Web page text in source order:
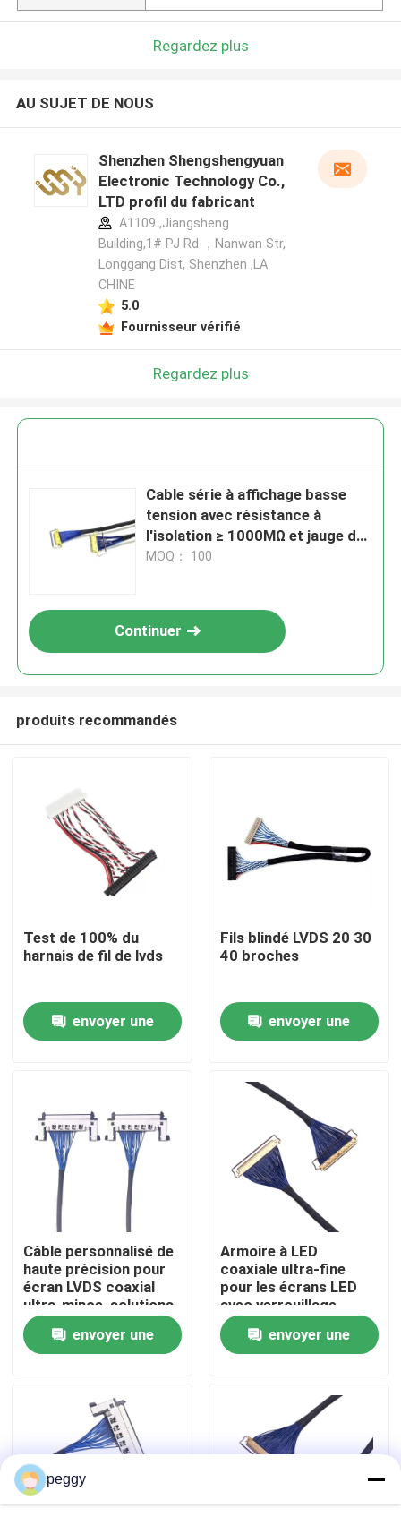
A propos de nous
Visite d'usine
Contact
nouvelles
Des fils de câble
assemblage de câbles sur mesure
Les câbles LVDS
Regardez plus
AU SUJET DE NOUS
Shenzhen Shengshengyuan
Electronic Technology Co.,
LTD profil du fabricant
A1109 ,Jiangsheng
Building,1# PJ Rd ，Nanwan Str,
Longgang Dist, Shenzhen ,LA
CHINE
5.0
Fournisseur vérifié
Regardez plus
Cable série à affichage basse
tension avec résistance à
l'isolation ≥ 1000MΩ et jauge de
fil AWG26-28
MOQ： 100
Continuer
produits recommandés
Test de 100% du
harnais de fil de lvds
envoyer une
Fils blindé LVDS 20 30
40 broches
envoyer une
Câble personnalisé de
haute précision pour
écran LVDS coaxial
ultra-mince, solutions
de fils argentés pour
écran LEDenvoyer une
Armoire à LED
coaxiale ultra-fine
pour les écrans LED
avec verrouillage
plaqué argenté,
fabricants de harnais
de fil fiables
envoyer une
peggy